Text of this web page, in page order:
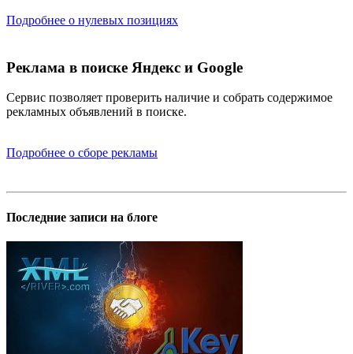
Подробнее о нулевых позициях
Реклама в поиске Яндекс и Google
Сервис позволяет проверить наличие и собрать содержимое
рекламных объявлений в поиске.
Подробнее о сборе рекламы
Последние записи на блоге